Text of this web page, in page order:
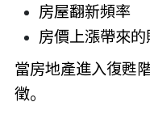
房屋翻新頻率
房價上漲帶來
當房地產進入復甦
徵。